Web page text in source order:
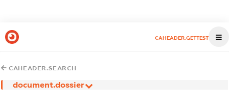
CAHEADER.GETTEST
CAHEADER.SEARCH
document.dossier